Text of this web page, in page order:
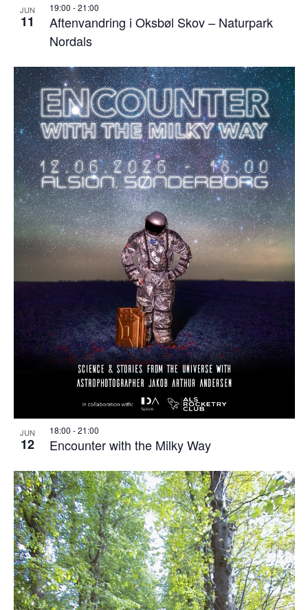
JUN
11
Aftenvandring i Oksbøl Skov – Naturpark
Nordals
19:00 -21:00
JUN
12 Encounter with the Milky Way
18:00 -21:00